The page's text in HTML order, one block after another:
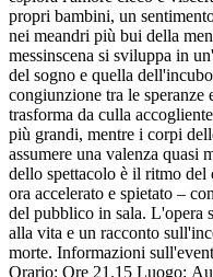
propri bambini, un
nei meandri più bui della
messinscena si sviluppa in
del sogno e quella
congiunzione tra le speranze
trasforma da culla
più grandi, mentre i corpi
assumere una valenza quasi
dello spettacolo è il ritmo
ora accelerato e spietato –
del pubblico in sala. L'opera
alla vita e un racconto
morte. Informazioni
Orario: Ore 21.15 Luogo: